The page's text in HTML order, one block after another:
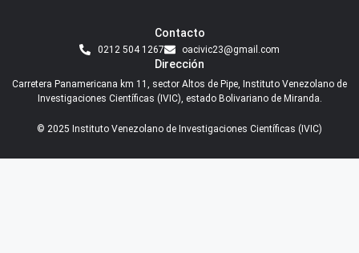
Contacto
0212 504 1267 oacivic23@gmail.com
Dirección
Carretera Panamericana km 11, sector Altos de Pipe, Instituto Venezolano de
Investigaciones Científicas (IVIC), estado Bolivariano de Miranda.
© 2025 Instituto Venezolano de Investigaciones Científicas (IVIC)